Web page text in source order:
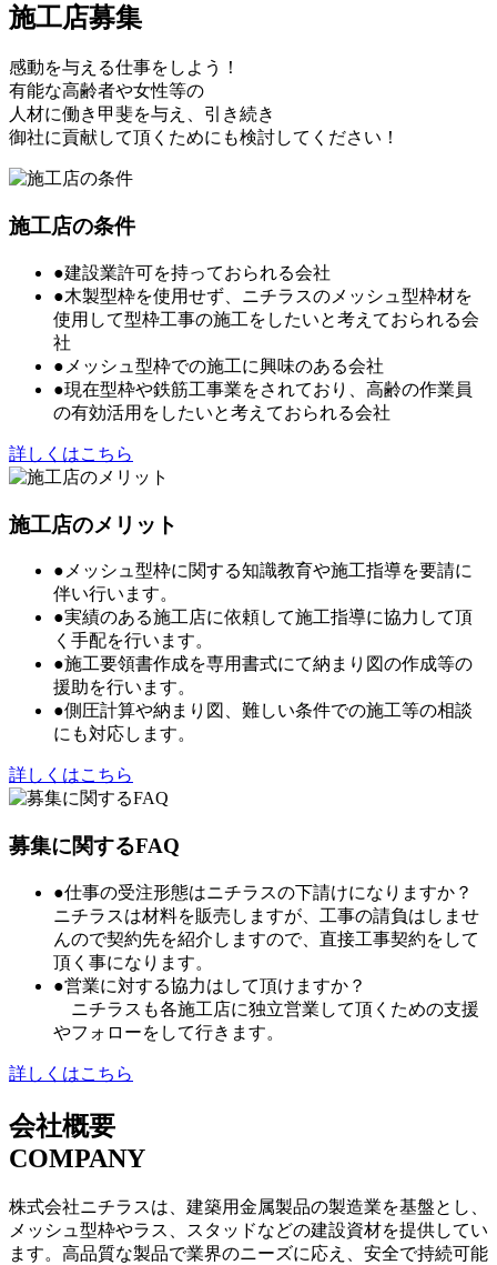
施工店募集
感動を与える仕事をしよう！
有能な高齢者や女性等の
人材に働き甲斐を与え、引き続き
御社に貢献して頂くためにも検討してください！
施工店の条件
●建設業許可を持っておられる会社
●木製型枠を使用せず、ニチラスのメッシュ型枠材を
使用して型枠工事の施工をしたいと考えておられる会
社
●メッシュ型枠での施工に興味のある会社
●現在型枠や鉄筋工事業をされており、高齢の作業員
の有効活用をしたいと考えておられる会社
詳しくはこちら
施工店のメリット
●メッシュ型枠に関する知識教育や施工指導を要請に
伴い行います。
●実績のある施工店に依頼して施工指導に協力して頂
く手配を行います。
●施工要領書作成を専用書式にて納まり図の作成等の
援助を行います。
●側圧計算や納まり図、難しい条件での施工等の相談
にも対応します。
詳しくはこちら
募集に関するFAQ
●仕事の受注形態はニチラスの下請けになりますか？
ニチラスは材料を販売しますが、工事の請負はしませ
んので契約先を紹介しますので、直接工事契約をして
頂く事になります。
●営業に対する協力はして頂けますか？
ニチラスも各施工店に独立営業して頂くための支援
やフォローをして行きます。
詳しくはこちら
会社概要
COMPANY
株式会社ニチラスは、建築用金属製品の製造業を基盤とし、
メッシュ型枠やラス、スタッドなどの建設資材を提供してい
ます。高品質な製品で業界のニーズに応え、安全で持続可能